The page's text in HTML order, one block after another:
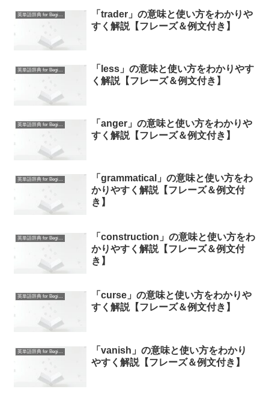
英単語辞典 for Beginners
「trader」の意味と使い方をわかりや
すく解説【フレーズ＆例文付き】
英単語辞典 for Beginners
「less」の意味と使い方をわかりやす
く解説【フレーズ＆例文付き】
英単語辞典 for Beginners
「anger」の意味と使い方をわかりや
すく解説【フレーズ＆例文付き】
英単語辞典 for Beginners
「grammatical」の意味と使い方をわ
かりやすく解説【フレーズ＆例文付
き】
英単語辞典 for Beginners
「construction」の意味と使い方をわ
かりやすく解説【フレーズ＆例文付
き】
英単語辞典 for Beginners
「curse」の意味と使い方をわかりや
すく解説【フレーズ＆例文付き】
英単語辞典 for Beginners
「vanish」の意味と使い方をわかり
やすく解説【フレーズ＆例文付き】